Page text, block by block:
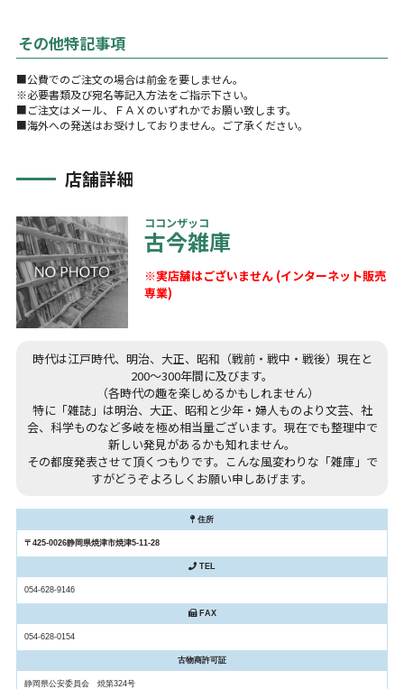
その他特記事項
■公費でのご注文の場合は前金を要しません。
※必要書類及び宛名等記入方法をご指示下さい。
■ご注文はメール、ＦＡＸのいずれかでお願い致します。
■海外への発送はお受けしておりません。ご了承ください。
店舗詳細
ココンザッコ
古今雑庫
※実店舗はございません (インターネット販売
専業)
時代は江戸時代、明治、大正、昭和（戦前・戦中・戦後）現在と
200～300年間に及びます。
（各時代の趣を楽しめるかもしれません）
特に「雑誌」は明治、大正、昭和と少年・婦人ものより文芸、社
会、科学ものなど多岐を極め相当量ございます。現在でも整理中で
新しい発見があるかも知れません。
その都度発表させて頂くつもりです。こんな風変わりな「雑庫」で
すがどうぞよろしくお願い申しあげます。
住所
〒425-0026静岡県焼津市焼津5-11-28
TEL
054-628-9146
FAX
054-628-0154
古物商許可証
静岡県公安委員会 焼第324号